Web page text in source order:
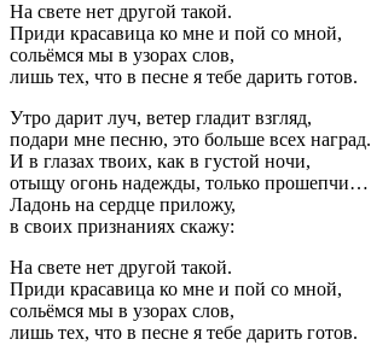
На свете нет другой такой.
Приди красавица ко мне и пой со мной,
сольёмся мы в узорах слов,
лишь тех, что в песне я тебе дарить готов.
Утро дарит луч, ветер гладит взгляд,
подари мне песню, это больше всех наград.
И в глазах твоих, как в густой ночи,
отыщу огонь надежды, только прошепчи…
Ладонь на сердце приложу,
в своих признаниях скажу:
На свете нет другой такой.
Приди красавица ко мне и пой со мной,
сольёмся мы в узорах слов,
лишь тех, что в песне я тебе дарить готов.